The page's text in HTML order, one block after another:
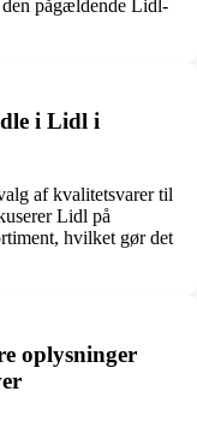
pågældende Lidl-
i Lidl i
af kvalitetsvarer til
Lidl på
hvilket gør det
oplysninger